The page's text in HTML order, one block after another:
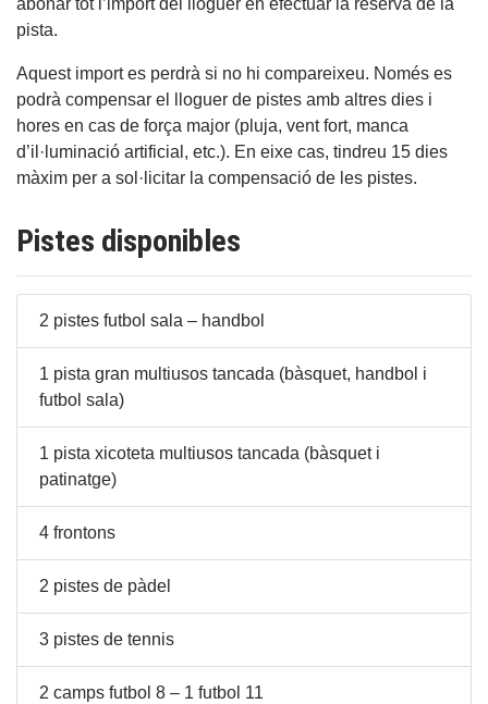
pista.
Aquest import es perdrà si no hi compareixeu. Només es
podrà compensar el lloguer de pistes amb altres dies i
hores en cas de força major (pluja, vent fort, manca
d’il·luminació artificial, etc.). En eixe cas, tindreu 15 dies
màxim per a sol·licitar la compensació de les pistes.
Pistes disponibles
2 pistes futbol sala – handbol
1 pista gran multiusos tancada (bàsquet, handbol i
futbol sala)
1 pista xicoteta multiusos tancada (bàsquet i
patinatge)
4 frontons
2 pistes de pàdel
3 pistes de tennis
2 camps futbol 8 – 1 futbol 11